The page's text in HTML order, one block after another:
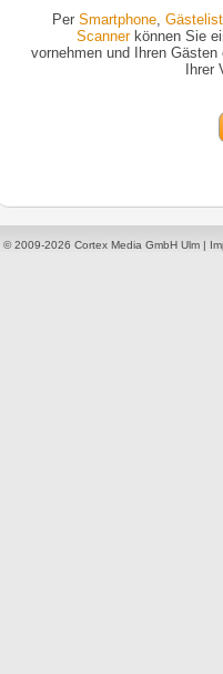
PerSmartphone ,
Scannerkönnen Sie
vornehmen und Ihren
Ihrer
© 2009-2026 Cortex Media GmbH Ulm |